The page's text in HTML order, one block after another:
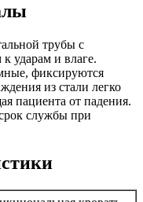
трубы с
ударам и влаге.
фиксируются
из стали легко
пациента от падения.
службы при